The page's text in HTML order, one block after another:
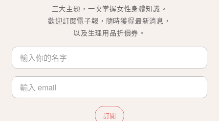
三大主題，一次掌握女性身體知識。
歡迎訂閱電子報，隨時獲得最新消息，
以及生理用品折價券。
訂閱